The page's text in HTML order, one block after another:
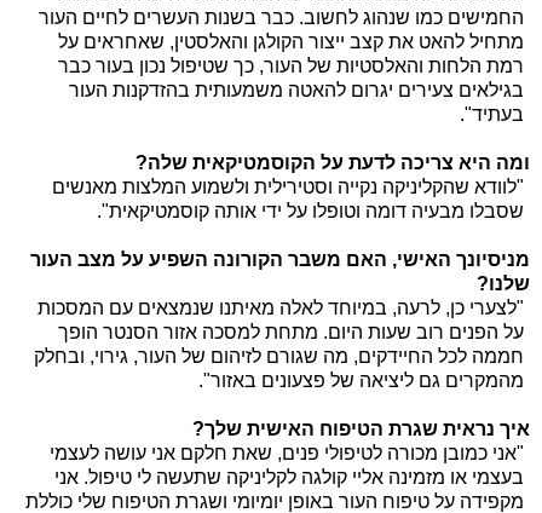
החמישים כמו שנהוג לחשוב. כבר בשנות העשרים לחיים העור
מתחיל להאט את קצב ייצור הקולגן והאלסטין, שאחראים על
רמת הלחות והאלסטיות של העור, כך שטיפול נכון בעור כבר
בגילאים צעירים יגרום להאטה משמעותית בהזדקנות העור
בעתיד".
ומה היא צריכה לדעת על הקוסמטיקאית שלה?
"לוודא שהקליניקה נקייה וסטירילית ולשמוע המלצות מאנשים
שסבלו מבעיה דומה וטופלו על ידי אותה קוסמטיקאית".
מניסיונך האישי, האם משבר הקורונה השפיע על מצב העור
שלנו?
"לצערי כן, לרעה, במיוחד לאלה מאיתנו שנמצאים עם המסכות
על הפנים רוב שעות היום. מתחת למסכה אזור הסנטר הופך
חממה לכל החיידקים, מה שגורם לזיהום של העור, גירוי, ובחלק
מהמקרים גם ליציאה של פצעונים באזור".
איך נראית שגרת הטיפוח האישית שלך?
"אני כמובן מכורה לטיפולי פנים, שאת חלקם אני עושה לעצמי
בעצמי או מזמינה אליי קולגה לקליניקה שתעשה לי טיפול. אני
מקפידה על טיפוח העור באופן יומיומי ושגרת הטיפוח שלי כוללת